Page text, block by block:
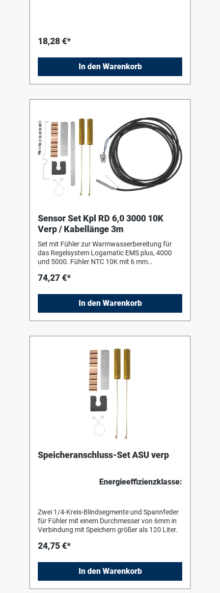
18,28 €*
In den Warenkorb
Sensor Set Kpl RD 6,0 3000 10K
Verp / Kabellänge 3m
Set mit Fühler zur Warmwasserbereitung für
das Regelsystem Logamatic EMS plus, 4000
und 5000. Fühler NTC 10K mit 6 mm
Anschlussstecker Zwei 1/4-Kreis-
74,27 €*
In den Warenkorb
Speicheranschluss-Set ASU verp
Energieeffizienzklasse:
Zwei 1/4-Kreis-Blindsegmente und Spannfeder
für Fühler mit einem Durchmesser von 6mm in
Verbindung mit Speichern größer als 120 Liter.
24,75 €*
In den Warenkorb